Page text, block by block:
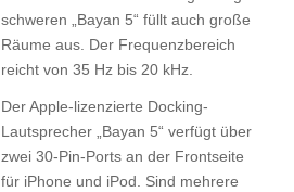
schweren „Bayan 5“ füllt auch große
Räume aus. Der Frequenzbereich
reicht von 35 Hz bis 20 kHz.
Der Apple-lizenzierte Docking-
Lautsprecher „Bayan 5“ verfügt über
zwei 30-Pin-Ports an der Frontseite
für iPhone und iPod. Sind mehrere